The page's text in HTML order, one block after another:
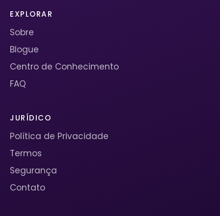
EXPLORAR
Sobre
Blogue
Centro de Conhecimento
FAQ
JURÍDICO
Política de Privacidade
Termos
Segurança
Contato